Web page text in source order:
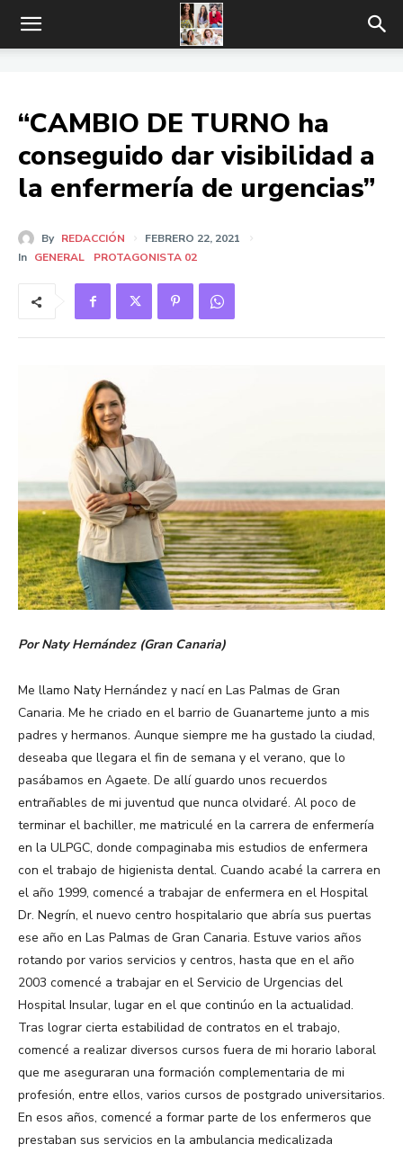
“CAMBIO DE TURNO ha
conseguido dar visibilidad a
la enfermería de urgencias”
By REDACCIÓN
FEBRERO 22, 2021
In GENERAL PROTAGONISTA 02
Por Naty Hernández (Gran Canaria)
Me llamo Naty Hernández y nací en Las Palmas de Gran
Canaria. Me he criado en el barrio de Guanarteme junto a mis
padres y hermanos. Aunque siempre me ha gustado la ciudad,
deseaba que llegara el fin de semana y el verano, que lo
pasábamos en Agaete. De allí guardo unos recuerdos
entrañables de mi juventud que nunca olvidaré. Al poco de
terminar el bachiller, me matriculé en la carrera de enfermería
en la ULPGC, donde compaginaba mis estudios de enfermera
con el trabajo de higienista dental. Cuando acabé la carrera en
el año 1999, comencé a trabajar de enfermera en el Hospital
Dr. Negrín, el nuevo centro hospitalario que abría sus puertas
ese año en Las Palmas de Gran Canaria. Estuve varios años
rotando por varios servicios y centros, hasta que en el año
2003 comencé a trabajar en el Servicio de Urgencias del
Hospital Insular, lugar en el que continúo en la actualidad.
Tras lograr cierta estabilidad de contratos en el trabajo,
comencé a realizar diversos cursos fuera de mi horario laboral
que me aseguraran una formación complementaria de mi
profesión, entre ellos, varios cursos de postgrado universitarios.
En esos años, comencé a formar parte de los enfermeros que
prestaban sus servicios en la ambulancia medicalizada